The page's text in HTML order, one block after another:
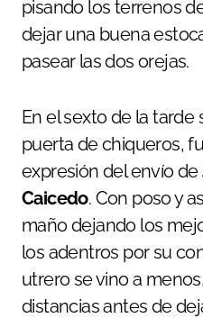
pisando los terrenos
dejar una buena
pasear las dos orejas.
En el sexto de la tarde
puerta de chiqueros,
expresión del envío de
Caicedo. Con poso y
maño dejando los
los adentros por su
utrero se vino a menos,
distancias antes de